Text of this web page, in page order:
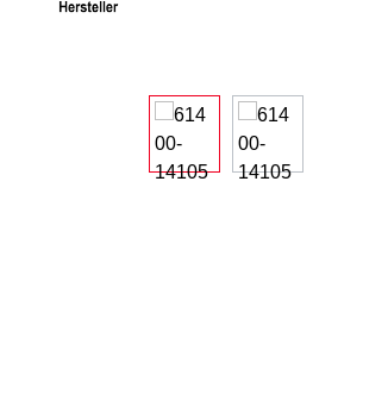
Bildergalerie überspringen